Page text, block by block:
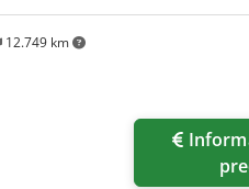
12.749 km